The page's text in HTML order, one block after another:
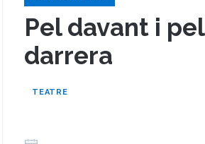
Pel davant i pel
darrera
TEATRE